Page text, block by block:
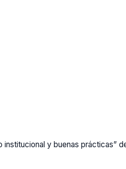
y buenas prácticas”